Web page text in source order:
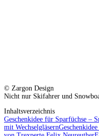
© Zargon Design
Nicht nur Skifahrer und
Inhaltsverzeichnis
Geschenkidee für Sparfüchse –
mit Wechselgläsern